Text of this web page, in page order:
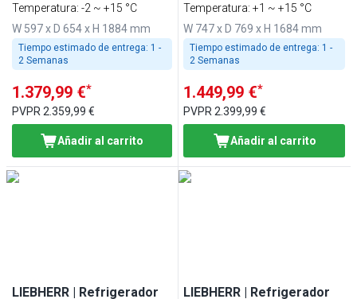
998409451
Temperatura: -2 ~ +15 °C
W 597 x D 654 x H 1884 mm
Tiempo estimado de entrega: 1 -
2 Semanas
1.379,99 €*
PVPR2.359,99 €
Añadir al carrito
998409851
Temperatura: +1 ~ +15 °C
W 747 x D 769 x H 1684 mm
Tiempo estimado de entrega: 1 -
2 Semanas
1.449,99 €*
PVPR2.399,99 €
Añadir al carrito
LIEBHERR | Refrigerador
LIEBHERR | Refrigerador